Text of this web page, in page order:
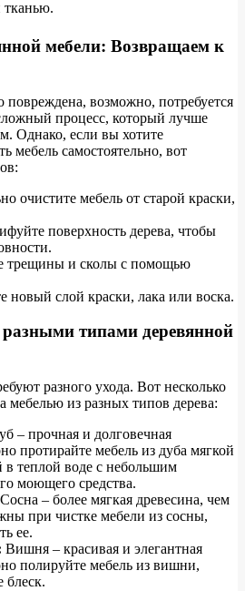
тканью.
мебели: Возвращаем к
повреждена, возможно, потребуется
процесс, который лучше
Однако, если вы хотите
мебель самостоятельно, вот
очистите мебель от старой краски,
поверхность дерева, чтобы
трещины и сколы с помощью
слой краски, лака или воска.
разными типами деревянной
разного ухода. Вот несколько
мебелью из разных типов дерева:
– прочная и долговечная
протирайте мебель из дуба мягкой
теплой воде с небольшим
моющего средства.
Сосна – более мягкая древесина, чем
при чистке мебели из сосны,
ее.
Вишня – красивая и элегантная
полируйте мебель из вишни,
блеск.